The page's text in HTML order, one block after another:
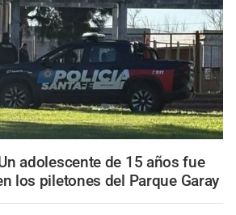
adolescente de 15 años fue
los piletones del Parque Garay